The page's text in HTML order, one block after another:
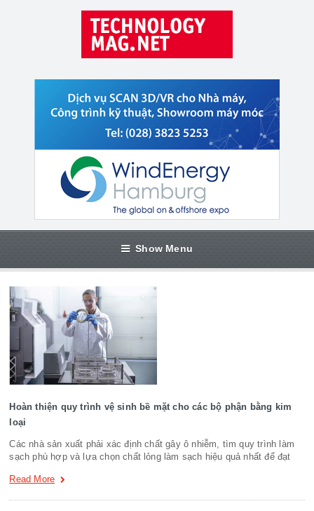
Show Menu
Hoàn thiện quy trình vệ sinh bề mặt cho các bộ phận bằng kim
loại
Các nhà sản xuất phải xác định chất gây ô nhiễm, tìm quy trình làm
sạch phù hợp và lựa chọn chất lỏng làm sạch hiệu quả nhất để đạt
Read More